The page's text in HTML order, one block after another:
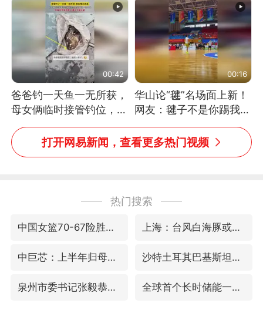
吗？”“或将成为首位考级
不带古筝的选手。”（来
源：新华每日电讯）
00:42
爸爸钓一天鱼一无所获，
母女俩临时接管钓位，用
玩具鱼竿钓上大鱼
00:16
华山论“毽”名场面上新！
网友：毽子不是你踢我
捡，我踢你捡吗
打开网易新闻，查看更多热门视频
热门搜索
中国女篮70-67险胜尼日利亚女篮 上海：台风白海豚或将带来龙卷风
中巨芯：上半年归母净利润1405.77万元 沙特土耳其巴基斯坦签署共同防务协议
泉州市委书记张毅恭被查 全球首个长时储能一体化产业园量产